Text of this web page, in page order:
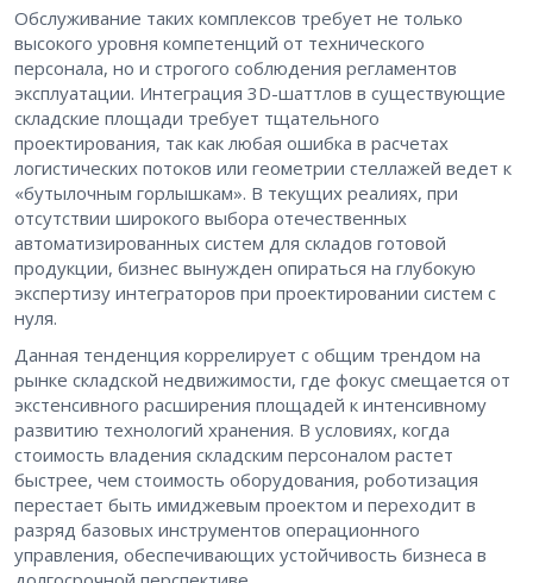
Обслуживание таких комплексов требует не только
высокого уровня компетенций от технического
персонала, но и строгого соблюдения регламентов
эксплуатации. Интеграция 3D-шаттлов в существующие
складские площади требует тщательного
проектирования, так как любая ошибка в расчетах
логистических потоков или геометрии стеллажей ведет к
«бутылочным горлышкам». В текущих реалиях, при
отсутствии широкого выбора отечественных
автоматизированных систем для складов готовой
продукции, бизнес вынужден опираться на глубокую
экспертизу интеграторов при проектировании систем с
нуля.
Данная тенденция коррелирует с общим трендом на
рынке складской недвижимости, где фокус смещается от
экстенсивного расширения площадей к интенсивному
развитию технологий хранения. В условиях, когда
стоимость владения складским персоналом растет
быстрее, чем стоимость оборудования, роботизация
перестает быть имиджевым проектом и переходит в
разряд базовых инструментов операционного
управления, обеспечивающих устойчивость бизнеса в